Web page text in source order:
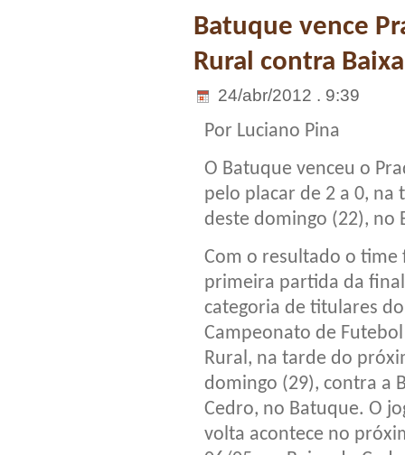
Batuque vence
Rural contra
24/abr/2012 . 9:39
Por Luciano Pina
O Batuque venceu o
pelo placar de 2 a 0, na
deste domingo (22), no
Com o resultado o time
primeira partida da
categoria de titulares do
Campeonato de
Rural, na tarde do
domingo (29), contra a
Cedro, no Batuque. O
volta acontece no